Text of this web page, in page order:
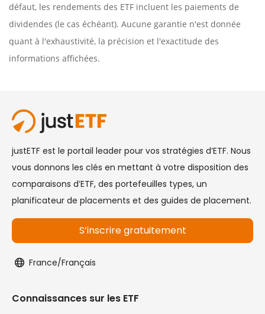
défaut, les rendements des ETF incluent les paiements de
dividendes (le cas échéant). Aucune garantie n'est donnée
quant à l'exhaustivité, la précision et l'exactitude des
informations affichées.